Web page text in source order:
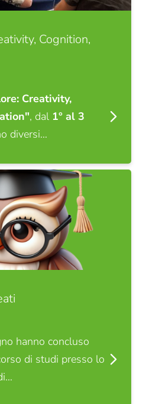
Cognition,
Creativity,
, dal 1° al 3
diversi…
hanno concluso
di studi presso lo